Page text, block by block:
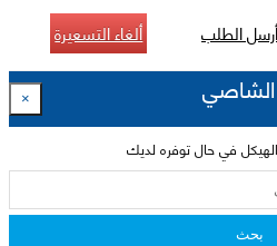
أرسل الطلب ألغاء التسعيرة
الشاصي ×
الهيكل في حال توفره لديك
بحث